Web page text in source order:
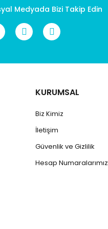
Medyada Bizi Takip Edin
KURUMSAL
Biz Kimiz
İletişim
Güvenlik ve Gizlilik
Hesap Numaralarımız